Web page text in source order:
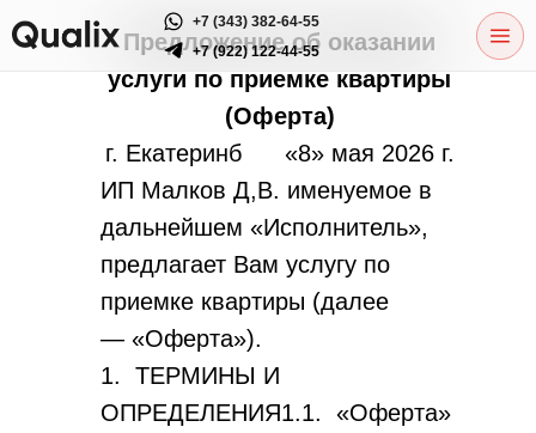
+7 (343) 382-64-55
+7 (922) 122-44-55
Предложение об оказании
услуги по приемке квартиры
(Оферта)
г. Екатеринб «8» мая 2026 г.
ИП Малков Д,В. именуемое в
дальнейшем «Исполнитель»,
предлагает Вам услугу по
приемке квартиры (далее
— «Оферта»).
1. ТЕРМИНЫ И
ОПРЕДЕЛЕНИЯ1.1. «Оферта»